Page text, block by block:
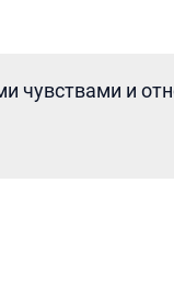
чувствами и